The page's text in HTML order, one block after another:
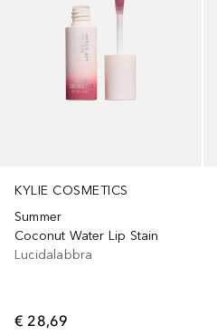
KYLIE COSMETICS
Summer
Coconut Water Lip Stain
Lucidalabbra
€ 28,69